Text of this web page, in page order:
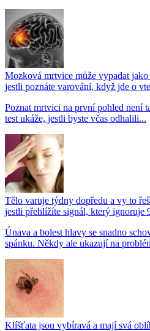
Mozková mrtvice může vypadat
jestli poznáte varování, když jde o
Poznat mrtvici na první pohled není
test ukáže, jestli byste včas odhalili...
Tělo varuje týdny dopředu a vy to
jestli přehlížíte signál, který ignoruje
Únava a bolest hlavy se snadno
spánku. Někdy ale ukazují na
Klíšťata jsou vybíravá a mají svá